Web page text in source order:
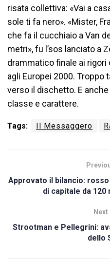
risata collettiva: «Vai a
sole ti fa nero». «Mister,
che fa il cucchiaio a Van
metri», fu l’sos lanciato a
drammatico finale ai rigori
agli Europei 2000. Troppo
verso il dischetto. E
classe e carattere.
Tags: Il Messaggero
Approvato il bilancio: rosso
di capitale da 120
Strootman e Pellegrini:
dello